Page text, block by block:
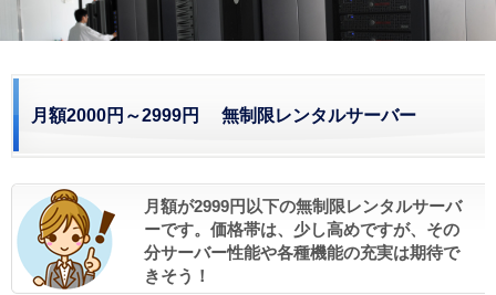
月額2000円～2999円 無制限レンタルサーバー
月額が2999円以下の無制限レンタルサーバ
ーです。価格帯は、少し高めですが、その
分サーバー性能や各種機能の充実は期待で
きそう！